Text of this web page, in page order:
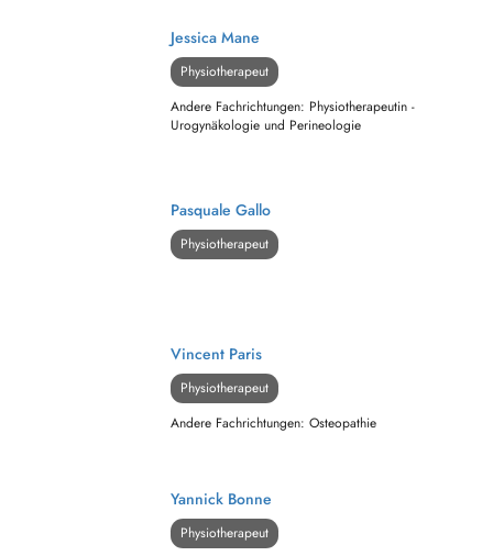
Jessica Mane
Physiotherapeut
Andere Fachrichtungen: Physiotherapeutin -
Urogynäkologie und Perineologie
Pasquale Gallo
Physiotherapeut
Vincent Paris
Physiotherapeut
Andere Fachrichtungen: Osteopathie
Yannick Bonne
Physiotherapeut